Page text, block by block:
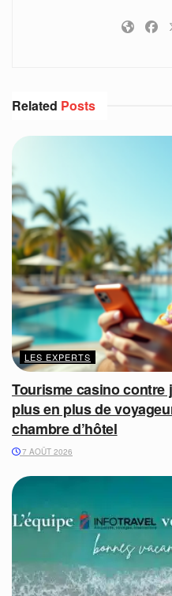
Related Posts
LES EXPERTS
Tourisme casino
plus en plus de
chambre d’hôtel
7 AOÛT 2026